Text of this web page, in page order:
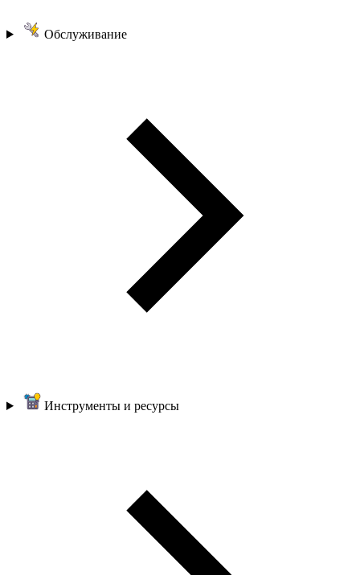
Обслуживание
Инструменты и ресурсы